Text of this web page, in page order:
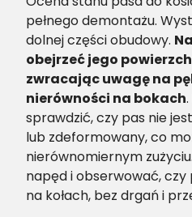
pełnego demontażu.
dolnej części obudowy.
obejrzeć jego
zwracając uwagę na
nierówności na bokach
sprawdzić, czy pas nie
lub zdeformowany, co
nierównomiernym
napęd i obserwować,
na kołach, bez drgań i